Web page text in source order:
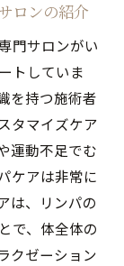
ロンの紹介
門サロンがい
トしていま
を持つ施術者
タマイズケア
運動不足でむ
ケアは非常に
は、リンパの
で、体全体の
クゼーション